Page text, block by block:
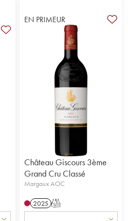
EN PRIMEUR
Château Giscours 3ème
Grand Cru Classé
Margaux AOC
2025 T